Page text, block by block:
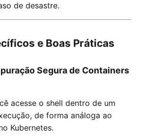
de desastre.
e Boas Práticas
Segura de Containers
acesse o shell dentro de um
de forma análoga ao
Kubernetes.